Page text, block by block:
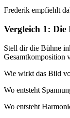
Frederik empfiehlt
Vergleich 1: Die
Stell dir die Bühne
Gesamtkomposition
Wie wirkt das Bild
Wo entsteht
Wo entsteht